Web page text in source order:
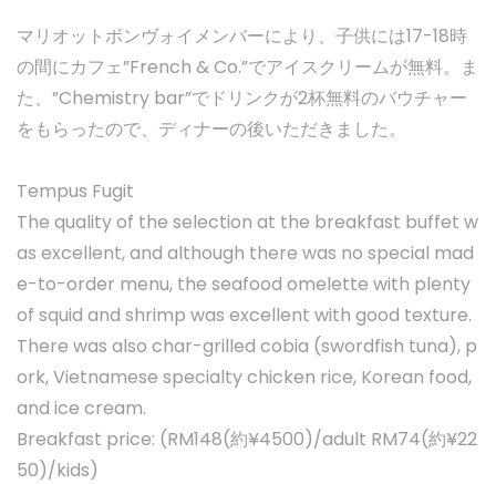
マリオットボンヴォイメンバーにより、子供には17-18時
の間にカフェ”French & Co.”でアイスクリームが無料。ま
た、”Chemistry bar”でドリンクが2杯無料のバウチャー
をもらったので、ディナーの後いただきました。
Tempus Fugit
The quality of the selection at the breakfast buffet w
as excellent, and although there was no special mad
e-to-order menu, the seafood omelette with plenty
of squid and shrimp was excellent with good texture.
There was also char-grilled cobia (swordfish tuna), p
ork, Vietnamese specialty chicken rice, Korean food,
and ice cream.
Breakfast price: (RM148(約¥4500)/adult RM74(約¥22
50)/kids)